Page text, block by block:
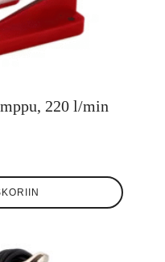
220 l/min